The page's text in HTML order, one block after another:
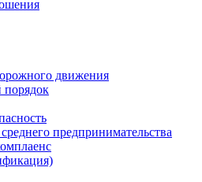
движения
предпринимательства